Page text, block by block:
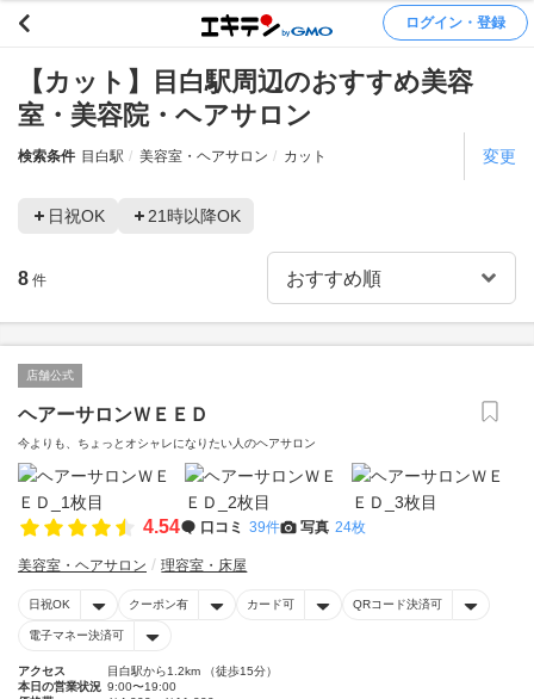
ログイン・登録
【カット】目白駅周辺のおすすめ美容
室・美容院・ヘアサロン
検索条件 目白駅 美容室・ヘアサロン カット 変更
日祝OK 21時以降OK
8 件
店舗公式
ヘアーサロンＷＥＥＤ
今よりも、ちょっとオシャレになりたい人のヘアサロン
4.54 口コミ 39件 写真 24枚
美容室・ヘアサロン 理容室・床屋
日祝OK クーポン有 カード可 QRコード決済可
電子マネー決済可
アクセス
目白駅から1.2km （徒歩15分）
本日の営業状況 9:00〜19:00